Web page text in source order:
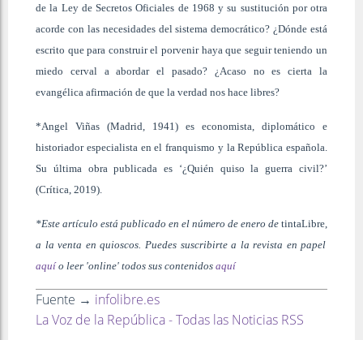
de la Ley de Secretos Oficiales de 1968 y su sustitución por otra
acorde con las necesidades del sistema democrático? ¿Dónde está
escrito que para construir el porvenir haya que seguir teniendo un
miedo cerval a abordar el pasado? ¿Acaso no es cierta la
evangélica afirmación de que la verdad nos hace libres?
*Angel Viñas (Madrid, 1941) es economista, diplomático e
historiador especialista en el franquismo y la República española.
Su última obra publicada es ‘¿Quién quiso la guerra civil?’
(Crítica, 2019).
*Este artículo está publicado en el número de enero de tintaLibre
a la venta en quioscos. Puedes suscribirte a la revista en papel
aquío leer 'online' todos sus contenidos aquí
Fuente → infolibre.es
La Voz de la República - Todas las Noticias RSS